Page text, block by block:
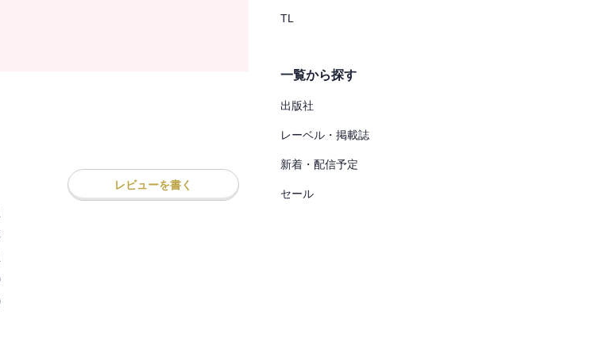
レビューを書く
TL
一覧から探す
出版社
レーベル・掲載誌
新着・配信予定
セール